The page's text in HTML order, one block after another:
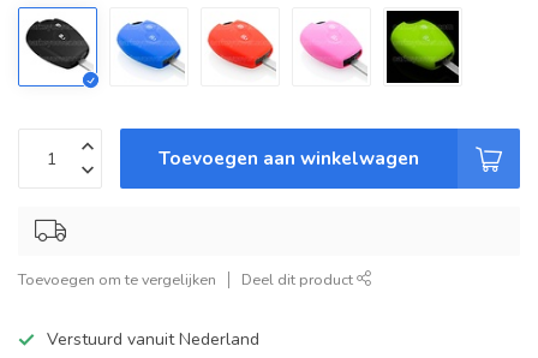
Toevoegen aan winkelwagen
Toevoegen om te vergelijken Deel dit product
Verstuurd vanuit Nederland